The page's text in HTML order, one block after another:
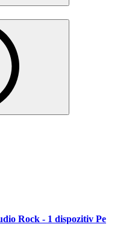
Rock - 1 dispozitiv Pe